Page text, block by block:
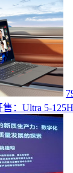
：Ultra 5-